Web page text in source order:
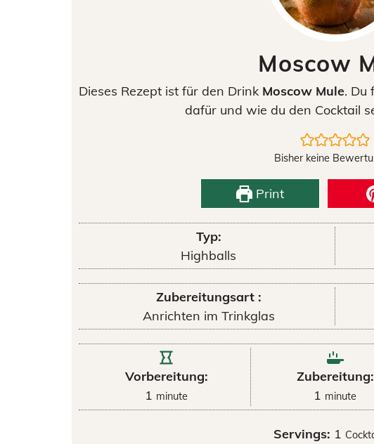
Moscow
Dieses Rezept ist für den Drink Moscow Mule. Du
dafür und wie du den Cocktail
Bisher keine
Print
Typ:
Highballs
Zubereitungsart :
Anrichten im Trinkglas
Vorbereitung:
1 minute
Zubereitung:
1 minute
Servings: 1